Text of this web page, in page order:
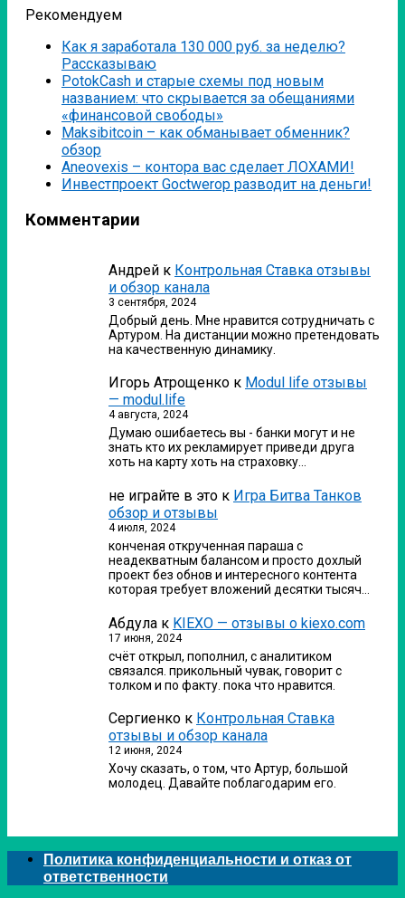
Рекомендуем
Как я заработала 130 000 руб. за неделю?
Рассказываю
PotokCash и старые схемы под новым
названием: что скрывается за обещаниями
«финансовой свободы»
Мaksibitcoin – как обманывает обменник?
обзор
Аneovexis – контора вас сделает ЛОХАМИ!
Инвестпроект Goctwerop разводит на деньги!
Комментарии
Андрей к Контрольная Ставка отзывы
и обзор канала
3 сентября, 2024
Добрый день. Мне нравится сотрудничать с
Артуром. На дистанции можно претендовать
на качественную динамику.
Игорь Атрощенко к Modul life отзывы
— modul.life
4 августа, 2024
Думаю ошибаетесь вы - банки могут и не
знать кто их рекламирует приведи друга
хоть на карту хоть на страховку…
не играйте в это к Игра Битва Танков
обзор и отзывы
4 июля, 2024
конченая открученная параша с
неадекватным балансом и просто дохлый
проект без обнов и интересного контента
которая требует вложений десятки тысяч…
Абдула к KIEXO — отзывы о kiexo.com
17 июня, 2024
счёт открыл, пополнил, с аналитиком
связался. прикольный чувак, говорит с
толком и по факту. пока что нравится.
Сергиенко к Контрольная Ставка
отзывы и обзор канала
12 июня, 2024
Хочу сказать, о том, что Артур, большой
молодец. Давайте поблагодарим его.
Политика конфиденциальности и отказ от
ответственности